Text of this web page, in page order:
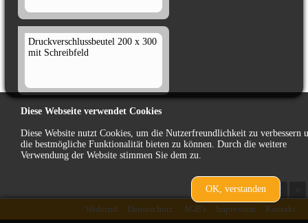
Druckverschlussbeutel 200 x 300
mit Schreibfeld
Druckverschlussbeutel 300x400
mit Schreibfeld
|« « 1
»|
Kontakt
Impressum
AGB's
Datenschutz
Widerruf
Diese Webseite verwendet Cookies
Diese Website nutzt Cookies, um die Nutzerfreundlichkeit zu verbessern
die bestmögliche Funktionalität bieten zu können. Durch die weitere
Verwendung der Website stimmen Sie dem zu.
OK, verstanden